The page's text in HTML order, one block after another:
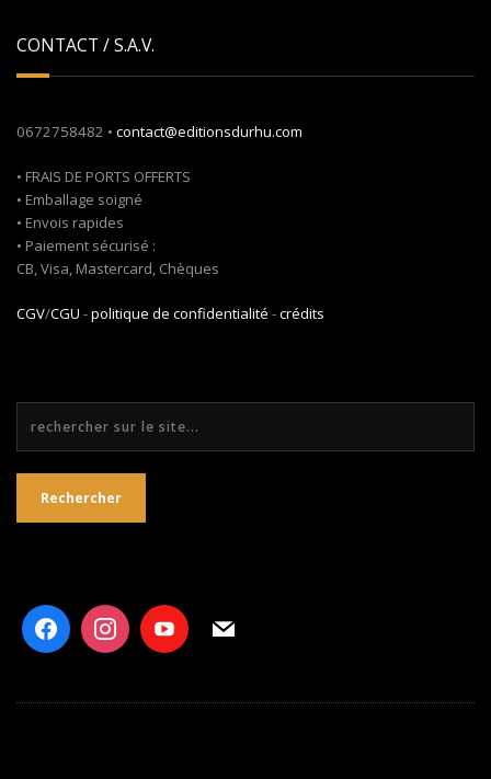
CONTACT / S.A.V.
0672758482 • contact@editionsdurhu.com
• FRAIS DE PORTS OFFERTS
• Emballage soigné
• Envois rapides
• Paiement sécurisé :
CB, Visa, Mastercard, Chèques
CGV/CGU -politique de confidentialité -crédits
Rechercher